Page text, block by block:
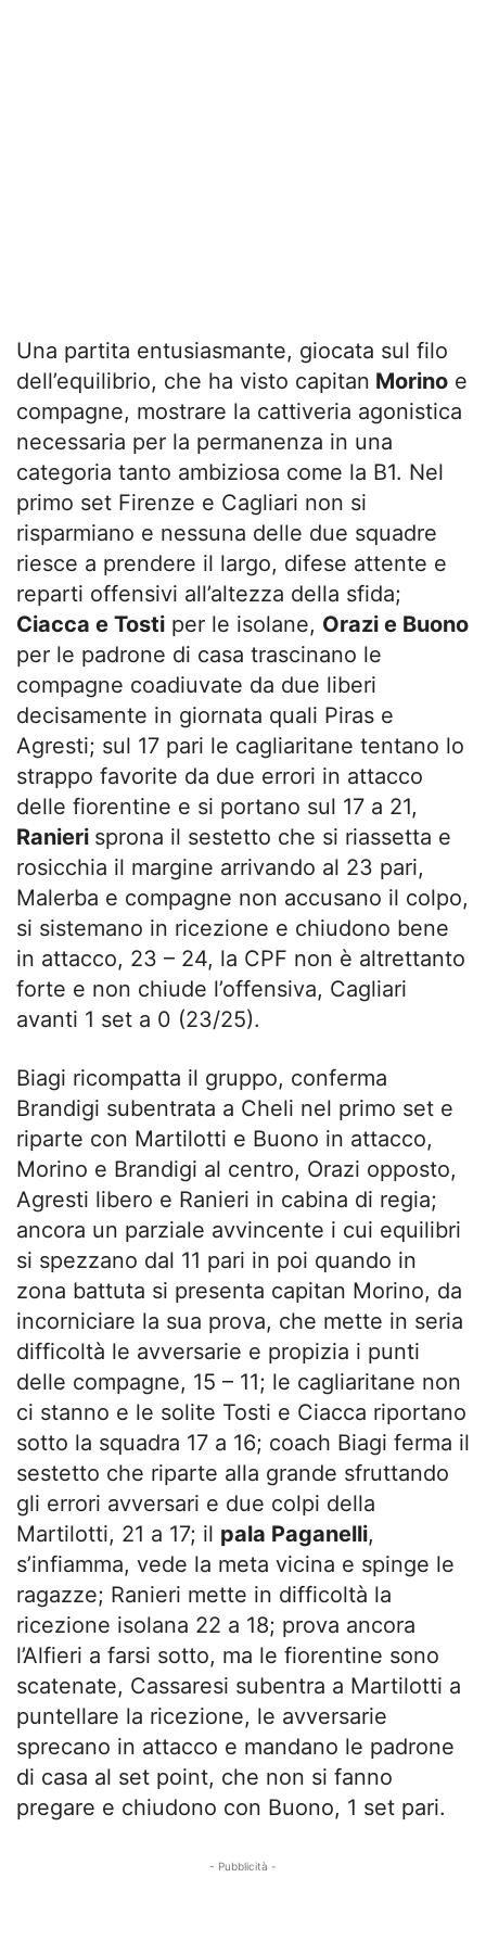
Una partita entusiasmante, giocata sul filo
dell’equilibrio, che ha visto capitan Morino e
compagne, mostrare la cattiveria agonistica
necessaria per la permanenza in una
categoria tanto ambiziosa come la B1. Nel
primo set Firenze e Cagliari non si
risparmiano e nessuna delle due squadre
riesce a prendere il largo, difese attente e
reparti offensivi all’altezza della sfida;
Ciacca e Tosti per le isolane, Orazi e Buono
per le padrone di casa trascinano le
compagne coadiuvate da due liberi
decisamente in giornata quali Piras e
Agresti; sul 17 pari le cagliaritane tentano lo
strappo favorite da due errori in attacco
delle fiorentine e si portano sul 17 a 21,
Ranieri sprona il sestetto che si riassetta e
rosicchia il margine arrivando al 23 pari,
Malerba e compagne non accusano il colpo,
si sistemano in ricezione e chiudono bene
in attacco, 23 – 24, la CPF non è altrettanto
forte e non chiude l’offensiva, Cagliari
avanti 1 set a 0 (23/25).
Biagi ricompatta il gruppo, conferma
Brandigi subentrata a Cheli nel primo set e
riparte con Martilotti e Buono in attacco,
Morino e Brandigi al centro, Orazi opposto,
Agresti libero e Ranieri in cabina di regia;
ancora un parziale avvincente i cui equilibri
si spezzano dal 11 pari in poi quando in
zona battuta si presenta capitan Morino, da
incorniciare la sua prova, che mette in seria
difficoltà le avversarie e propizia i punti
delle compagne, 15 – 11; le cagliaritane non
ci stanno e le solite Tosti e Ciacca riportano
sotto la squadra 17 a 16; coach Biagi ferma il
sestetto che riparte alla grande sfruttando
gli errori avversari e due colpi della
Martilotti, 21 a 17; il pala Paganelli,
s’infiamma, vede la meta vicina e spinge le
ragazze; Ranieri mette in difficoltà la
ricezione isolana 22 a 18; prova ancora
l’Alfieri a farsi sotto, ma le fiorentine sono
scatenate, Cassaresi subentra a Martilotti a
puntellare la ricezione, le avversarie
sprecano in attacco e mandano le padrone
di casa al set point, che non si fanno
pregare e chiudono con Buono, 1 set pari.
- Pubblicità -